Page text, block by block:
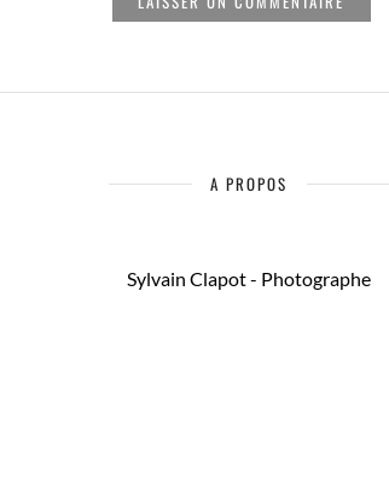
A PROPOS
Sylvain Clapot - Photographe